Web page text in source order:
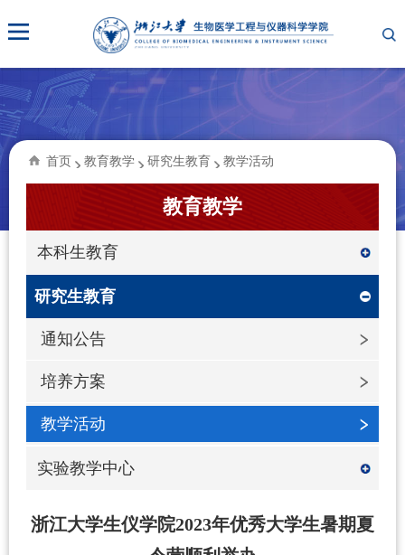
首页 教育教学 研究生教育 教学活动
教育教学
本科生教育
研究生教育
通知公告
培养方案
教学活动
实验教学中心
浙江大学生仪学院2023年优秀大学生暑期夏